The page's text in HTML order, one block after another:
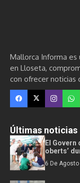
Mallorca Informa es
en Lloseta,
con ofrecer noticias
Últimas noticias
El Govern
oberts’
6 De